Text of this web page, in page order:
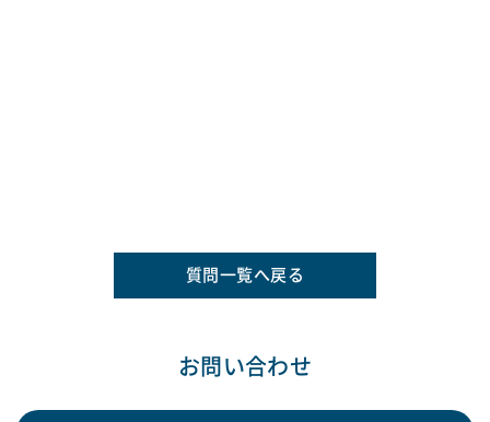
質問一覧へ戻る
お問い合わせ